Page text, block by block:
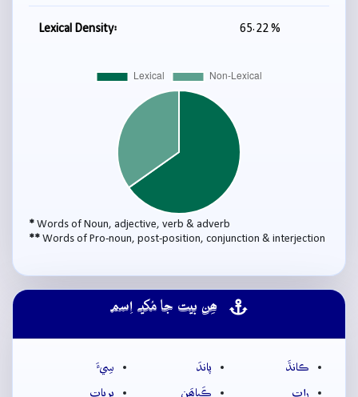
Lexical Density: 65.22 %
* Words of Noun, adjective, verb & adverb
** Words of Pro-noun, post-position, conjunction & interjection
ھِن بيت جا مُکيہ اِسم
ڪانڌَ پاندَ
سِيءَ
راتِ
ڪَپاھَنِ پِرِڀاتِ